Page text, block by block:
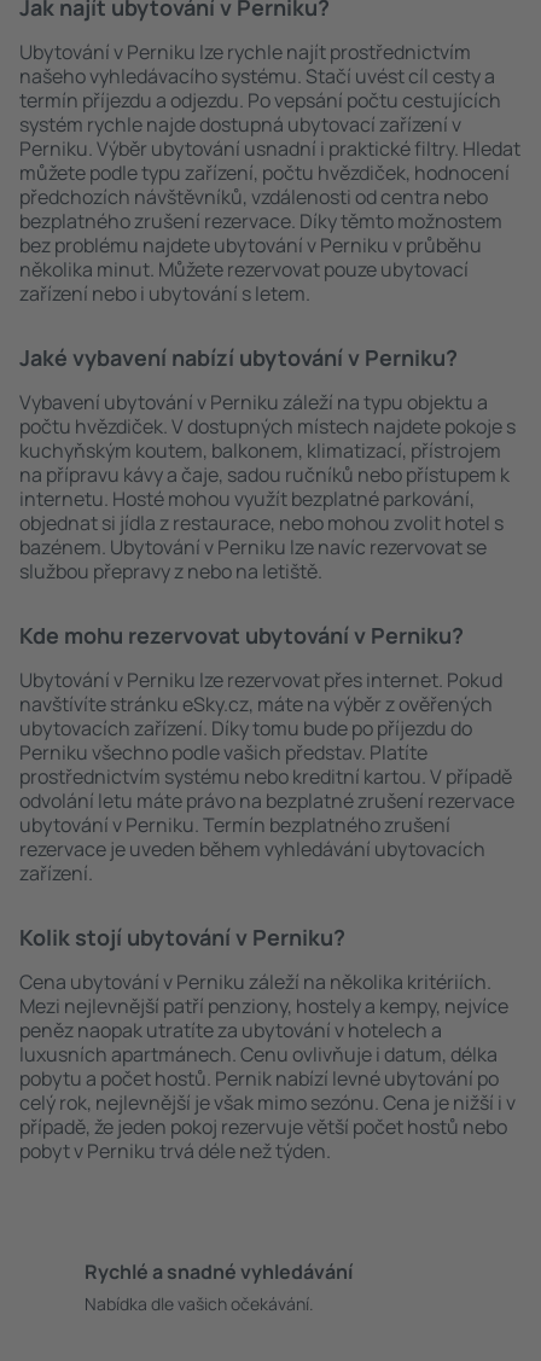
Jak najít ubytování v Perniku?
Ubytování v Perniku lze rychle najít prostřednictvím
našeho vyhledávacího systému. Stačí uvést cíl cesty a
termín příjezdu a odjezdu. Po vepsání počtu cestujících
systém rychle najde dostupná ubytovací zařízení v
Perniku. Výběr ubytování usnadní i praktické filtry. Hledat
můžete podle typu zařízení, počtu hvězdiček, hodnocení
předchozích návštěvníků, vzdálenosti od centra nebo
bezplatného zrušení rezervace. Díky těmto možnostem
bez problému najdete ubytování v Perniku v průběhu
několika minut. Můžete rezervovat pouze ubytovací
zařízení nebo i ubytování s letem.
Jaké vybavení nabízí ubytování v Perniku?
Vybavení ubytování v Perniku záleží na typu objektu a
počtu hvězdiček. V dostupných místech najdete pokoje s
kuchyňským koutem, balkonem, klimatizací, přístrojem
na přípravu kávy a čaje, sadou ručníků nebo přístupem k
internetu. Hosté mohou využít bezplatné parkování,
objednat si jídla z restaurace, nebo mohou zvolit hotel s
bazénem. Ubytování v Perniku lze navíc rezervovat se
službou přepravy z nebo na letiště.
Kde mohu rezervovat ubytování v Perniku?
Ubytování v Perniku lze rezervovat přes internet. Pokud
navštívíte stránku eSky.cz, máte na výběr z ověřených
ubytovacích zařízení. Díky tomu bude po příjezdu do
Perniku všechno podle vašich představ. Platíte
prostřednictvím systému nebo kreditní kartou. V případě
odvolání letu máte právo na bezplatné zrušení rezervace
ubytování v Perniku. Termín bezplatného zrušení
rezervace je uveden během vyhledávání ubytovacích
zařízení.
Kolik stojí ubytování v Perniku?
Cena ubytování v Perniku záleží na několika kritériích.
Mezi nejlevnější patří penziony, hostely a kempy, nejvíce
peněz naopak utratíte za ubytování v hotelech a
luxusních apartmánech. Cenu ovlivňuje i datum, délka
pobytu a počet hostů. Pernik nabízí levné ubytování po
celý rok, nejlevnější je však mimo sezónu. Cena je nižší i v
případě, že jeden pokoj rezervuje větší počet hostů nebo
pobyt v Perniku trvá déle než týden.
Rychlé a snadné vyhledávání
Nabídka dle vašich očekávání.